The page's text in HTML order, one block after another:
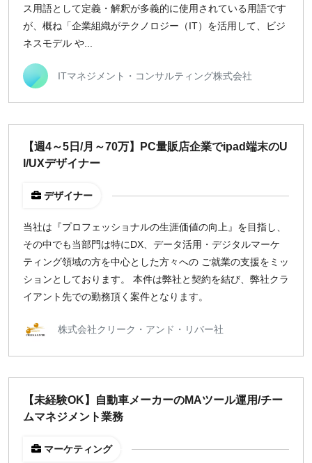
福岡
募集中のみ表示
時給
1,500円 以上
¥2,000 ¥3,000 ¥4,000 ¥5,000〜
指定なし 検索
ス用語として定義・解釈が多義的に使用されている用語です
が、概ね「企業組織がテクノロジー（IT）を活用して、ビジ
ネスモデル や...
ITマネジメント・コンサルティング株式会社
【週4～5日/月～70万】PC量販店企業でipad端末のU
I/UXデザイナー
デザイナー
当社は『プロフェッショナルの生涯価値の向上』を目指し、
その中でも当部門は特にDX、データ活用・デジタルマーケ
ティング領域の方を中心とした方々への ご就業の支援をミッ
ションとしております。 本件は弊社と契約を結び、弊社クラ
イアント先での勤務頂く案件となります。
株式会社クリーク・アンド・リバー社
【未経験OK】自動車メーカーのMAツール運用/チー
ムマネジメント業務
マーケティング